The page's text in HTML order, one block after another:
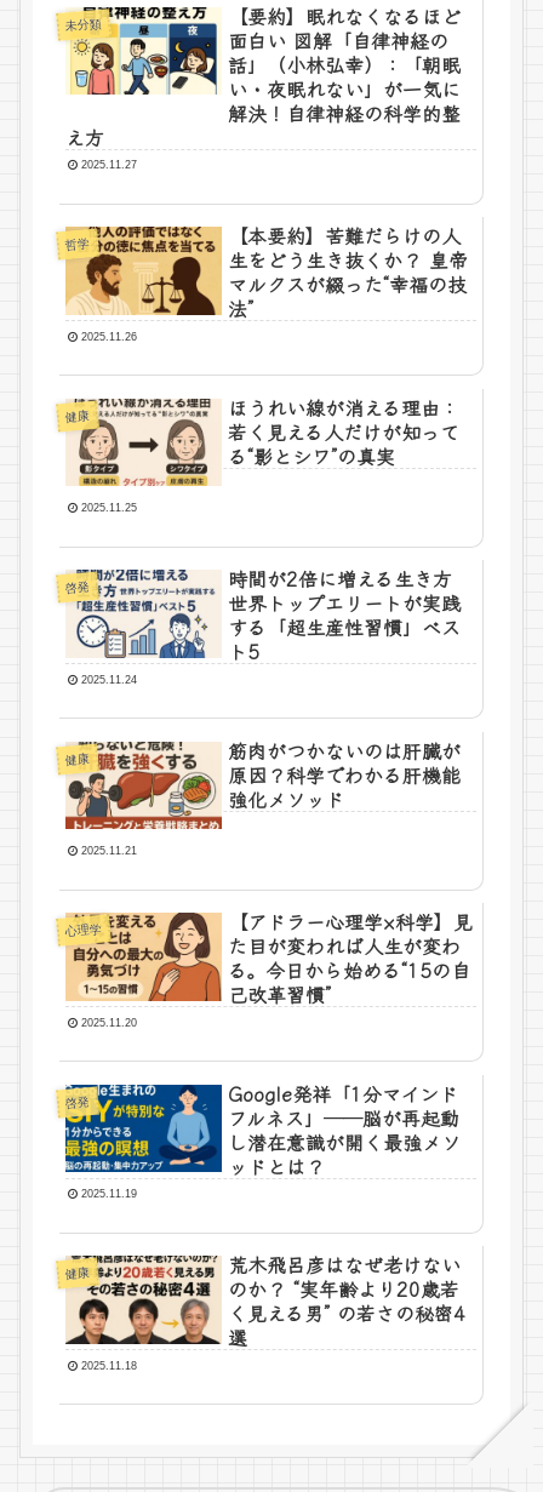
未分類
【要約】眠れなくなるほど
面白い 図解「自律神経の
話」（小林弘幸）：「朝眠
い・夜眠れない」が一気に
解決！自律神経の科学的整
え方
2025.11.27
哲学
【本要約】苦難だらけの人
生をどう生き抜くか？ 皇帝
マルクスが綴った“幸福の技
法”
2025.11.26
健康
ほうれい線が消える理由：
若く見える人だけが知って
る“影とシワ”の真実
2025.11.25
啓発
時間が2倍に増える生き方
世界トップエリートが実践
する「超生産性習慣」ベス
ト5
2025.11.24
健康
筋肉がつかないのは肝臓が
原因？科学でわかる肝機能
強化メソッド
2025.11.21
心理学
【アドラー心理学×科学】見
た目が変われば人生が変わ
る。今日から始める“15の自
己改革習慣”
2025.11.20
啓発
Google発祥「1分マインド
フルネス」──脳が再起動
し潜在意識が開く最強メソ
ッドとは？
2025.11.19
健康
荒木飛呂彦はなぜ老けない
のか？ “実年齢より20歳若
く見える男” の若さの秘密4
選
2025.11.18